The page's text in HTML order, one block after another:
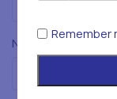
Naam*
Remember